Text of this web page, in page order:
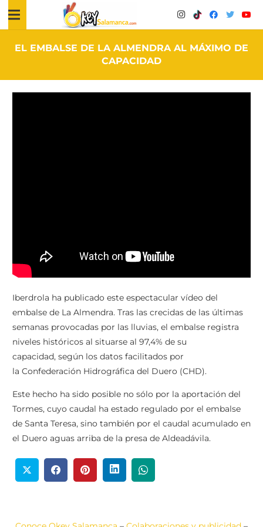
EL EMBALSE DE LA ALMENDRA AL MÁXIMO DE
CAPACIDAD
Iberdrola ha publicado este espectacular vídeo del
embalse de La Almendra. Tras las crecidas de las últimas
semanas provocadas por las lluvias, el embalse registra
niveles históricos al situarse al 97,4% de su
capacidad, según los datos facilitados por
la Confederación Hidrográfica del Duero (CHD).
Este hecho ha sido posible no sólo por la aportación del
Tormes, cuyo caudal ha estado regulado por el embalse
de Santa Teresa, sino también por el caudal acumulado en
el Duero aguas arriba de la presa de Aldeadávila.